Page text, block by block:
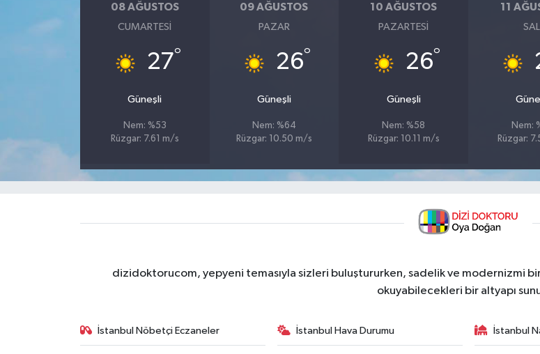
08 AĞUSTOS
CUMARTESI
27°
Güneşli
Nem: %53
Rüzgar: 7.61 m/s
09 AĞUSTOS
PAZAR
26°
Güneşli
Nem: %64
Rüzgar: 10.50 m/s
10 AĞUSTOS
PAZARTESI
26°
Güneşli
Nem: %58
Rüzgar: 10.11 m/s
11
SALI
Nem:
Rüzgar:
dizidoktorucom, yepyeni temasıyla sizleri buluştururken, sadelik ve modernizmi
okuyabilecekleri bir altyapı
İstanbul Nöbetçi Eczaneler İstanbul Hava Durumu İstanbul